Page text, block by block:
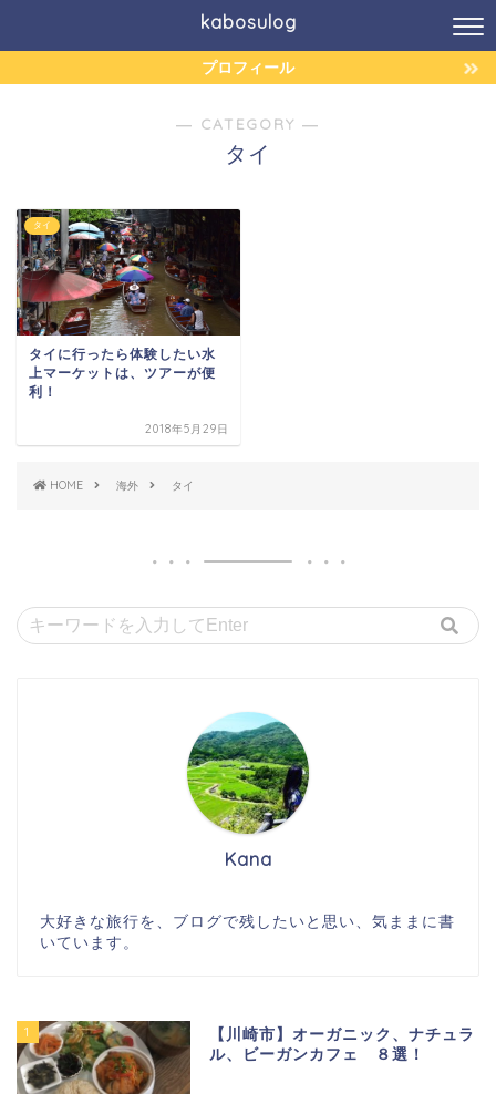
kabosulog
プロフィール
― CATEGORY ―
タイ
タイ
タイに行ったら体験したい水
上マーケットは、ツアーが便
利！
2018年5月29日
HOME 海外 タイ
Kana
大好きな旅行を、ブログで残したいと思い、気ままに書
いています。
1
【川崎市】オーガニック、ナチュラ
ル、ビーガンカフェ ８選！